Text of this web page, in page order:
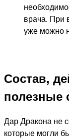
врача. При
уже можно
Состав,
полезные
Дар Дракона не
которые могли